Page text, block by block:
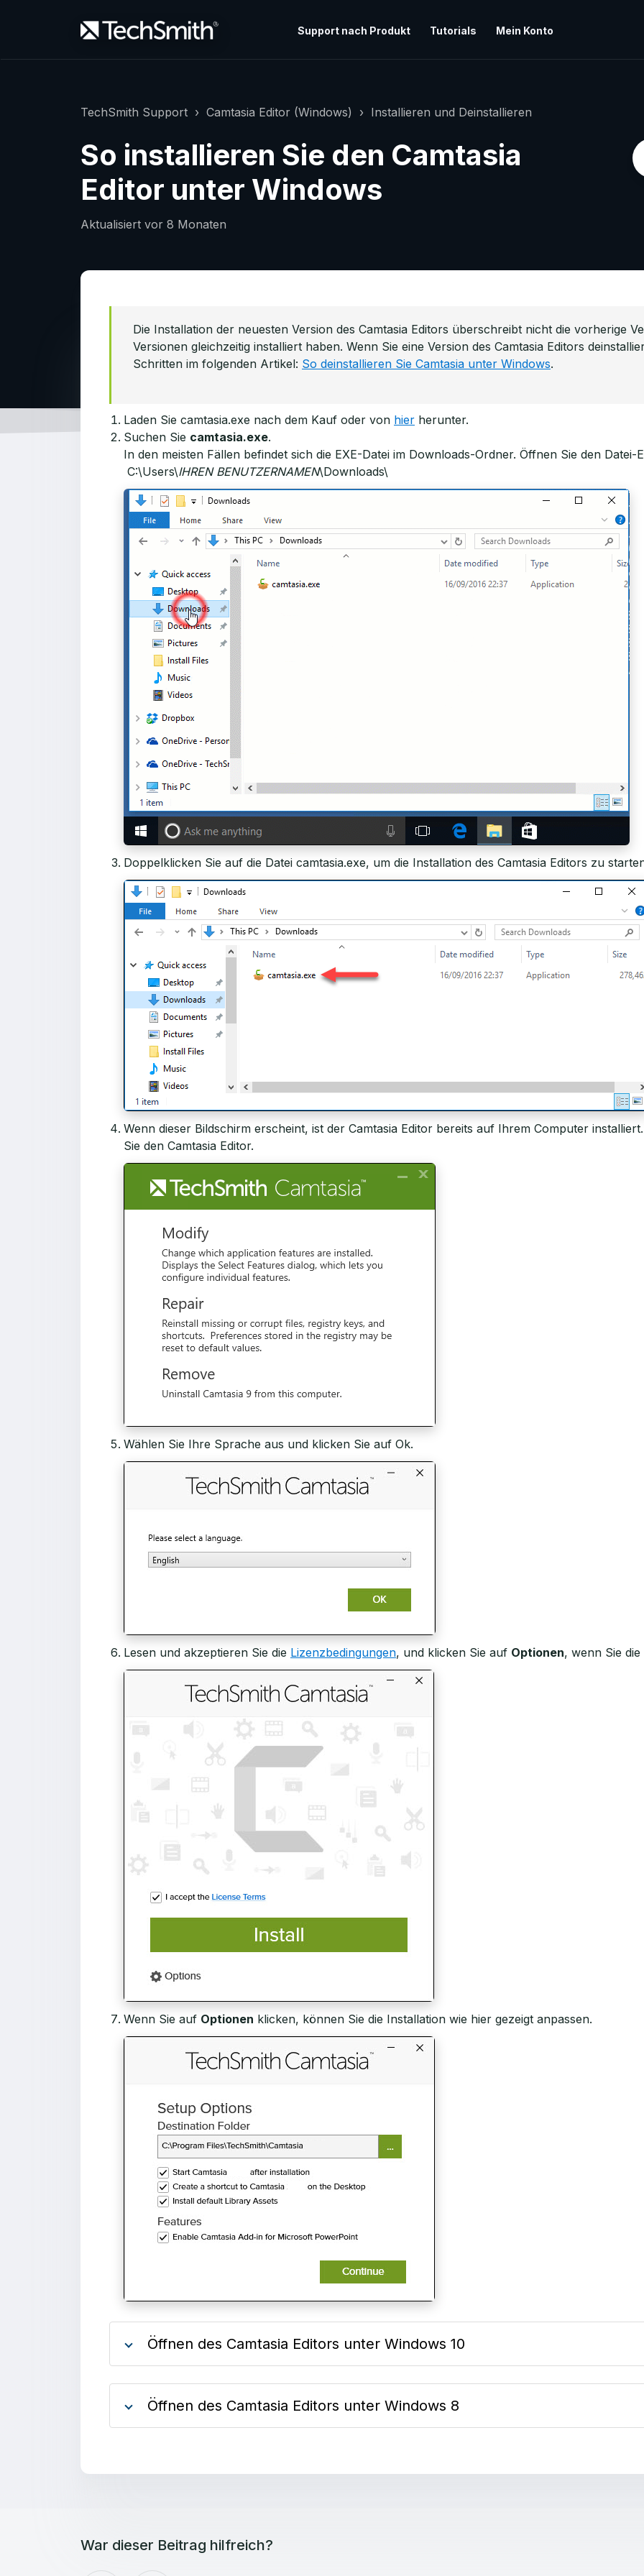
Support nach Produkt Tutorials Mein Konto
TechSmith Support Camtasia Editor (Windows) Installieren und Deinstallieren
So installieren Sie den Camtasia
Editor unter Windows
Aktualisiert vor 8 Monaten
Die Installation der neuesten Version des Camtasia Editors überschreibt nicht die vorherige
Versionen gleichzeitig installiert haben. Wenn Sie eine Version des Camtasia Editors
Schritten im folgenden Artikel: So deinstallieren Sie Camtasia unter Windows.
Laden Sie camtasia.exe nach dem Kauf oder von hier herunter.
Suchen Sie camtasia.exe.
In den meisten Fällen befindet sich die EXE-Datei im Downloads-Ordner. Öffnen Sie den
C:\Users\IHREN BENUTZERNAMEN\Downloads\
Doppelklicken Sie auf die Datei camtasia.exe, um die Installation des Camtasia Editors zu
Wenn dieser Bildschirm erscheint, ist der Camtasia Editor bereits auf Ihrem Computer
Sie den Camtasia Editor.
Wählen Sie Ihre Sprache aus und klicken Sie auf Ok.
Lesen und akzeptieren Sie die Lizenzbedingungen, und klicken Sie auf Optionen, wenn Sie
Wenn Sie auf Optionen klicken, können Sie die Installation wie hier gezeigt anpassen.
Öffnen des Camtasia Editors unter Windows 10
Öffnen des Camtasia Editors unter Windows 8
War dieser Beitrag hilfreich?